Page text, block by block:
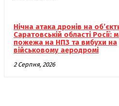
Нічна атака дронів на
Саратовській області Росії:
пожежа на НПЗ та вибухи на
військовому аеродромі
2 Серпня, 2026